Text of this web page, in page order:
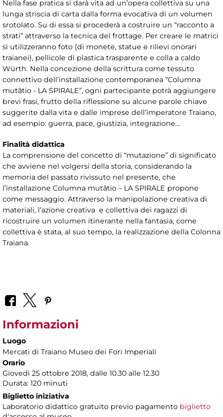
Nella fase pratica si darà vita ad un’opera collettiva su una
lunga striscia di carta dalla forma evocativa di un volumen
srotolato. Su di essa si procederà a costruire un “racconto a
strati” attraverso la tecnica del frottage. Per creare le matrici
si utilizzeranno foto (di monete, statue e rilievi onorari
traianei), pellicole di plastica trasparente e colla a caldo
Würth. Nella concezione della scrittura come tessuto
connettivo dell’installazione contemporanea “Columna
mutãtio - LA SPIRALE”, ogni partecipante potrà aggiungere
brevi frasi, frutto della riflessione su alcune parole chiave
suggerite dalla vita e dalle imprese dell’imperatore Traiano,
ad esempio: guerra, pace, giustizia, integrazione…
Finalità didattica
La comprensione del concetto di “mutazione” di significato
che avviene nel volgersi della storia, considerando la
memoria del passato rivissuto nel presente, che
l’installazione Columna mutãtio – LA SPIRALE propone
come messaggio. Attraverso la manipolazione creativa di
materiali, l’azione creativa e collettiva dei ragazzi di
ricostruire un volumen itinerante nella fantasia, come
collettiva è stata, al suo tempo, la realizzazione della Colonna
Traiana.
Informazioni
Luogo
Mercati di Traiano Museo dei Fori Imperiali
Orario
Giovedì 25 ottobre 2018, dalle 10.30 alle 12.30
Durata: 120 minuti
Biglietto iniziativa
Laboratorio didattico gratuito previo pagamento biglietto